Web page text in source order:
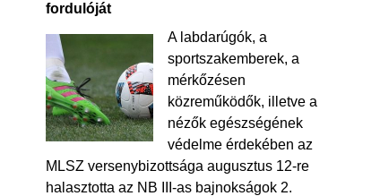
fordulóját
A labdarúgók, a
sportszakemberek, a
mérkőzésen
közreműködők, illetve a
nézők egészségének
védelme érdekében az
MLSZ versenybizottsága augusztus 12-re
halasztotta az NB III-as bajnokságok 2.